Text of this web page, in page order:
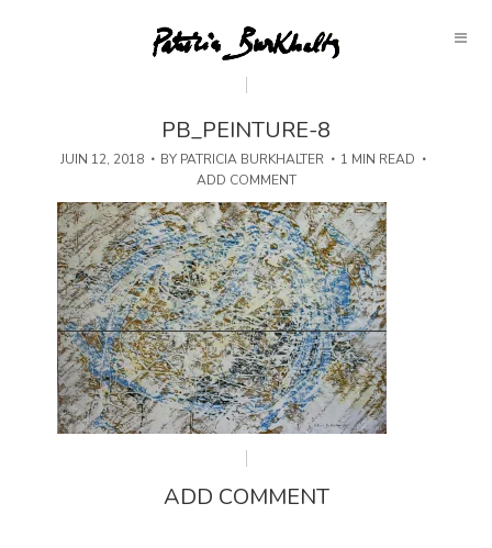
PB_PEINTURE-8
JUIN 12, 2018 BY PATRICIA BURKHALTER
1 MIN READ
ADD COMMENT
ADD COMMENT